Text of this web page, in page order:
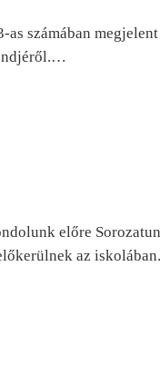
számában
előre
az